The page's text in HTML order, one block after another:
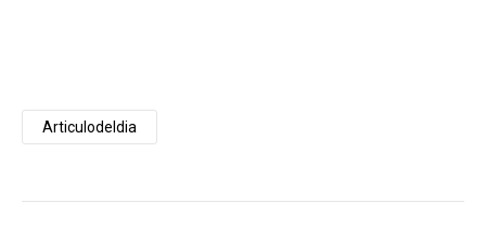
Articulodeldia